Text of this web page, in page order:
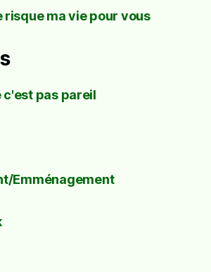
risque ma vie pour vous
c'est pas pareil
Emménagement